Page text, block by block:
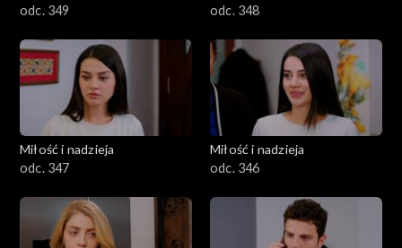
odc. 349
odc. 348
Miłość i nadzieja
odc. 347
Miłość i nadzieja
odc. 346